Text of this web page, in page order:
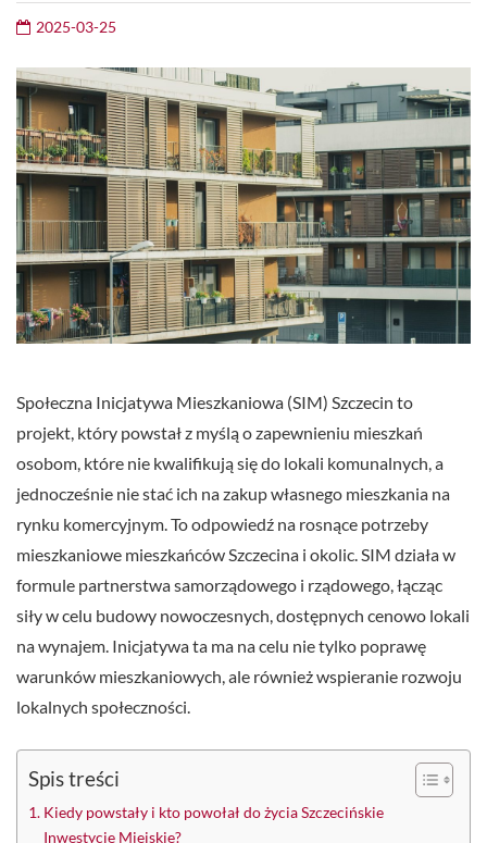
2025-03-25
Społeczna Inicjatywa Mieszkaniowa (SIM) Szczecin to
projekt, który powstał z myślą o zapewnieniu mieszkań
osobom, które nie kwalifikują się do lokali komunalnych, a
jednocześnie nie stać ich na zakup własnego mieszkania na
rynku komercyjnym. To odpowiedź na rosnące potrzeby
mieszkaniowe mieszkańców Szczecina i okolic. SIM działa w
formule partnerstwa samorządowego i rządowego, łącząc
siły w celu budowy nowoczesnych, dostępnych cenowo lokali
na wynajem. Inicjatywa ta ma na celu nie tylko poprawę
warunków mieszkaniowych, ale również wspieranie rozwoju
lokalnych społeczności.
Spis treści
Kiedy powstały i kto powołał do życia Szczecińskie
Inwestycje Miejskie?